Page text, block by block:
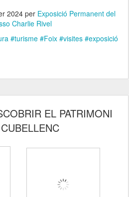
2024 per Exposició Permanent del
Charlie Rivel
#turisme #Foix #visites #exposició
EL PATRIMONI
CUBELLENC